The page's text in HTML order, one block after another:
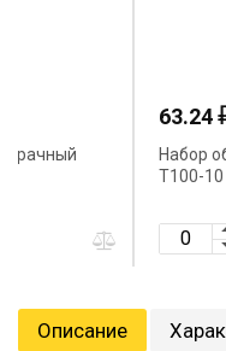
Набор обложек
В корзину
Описание